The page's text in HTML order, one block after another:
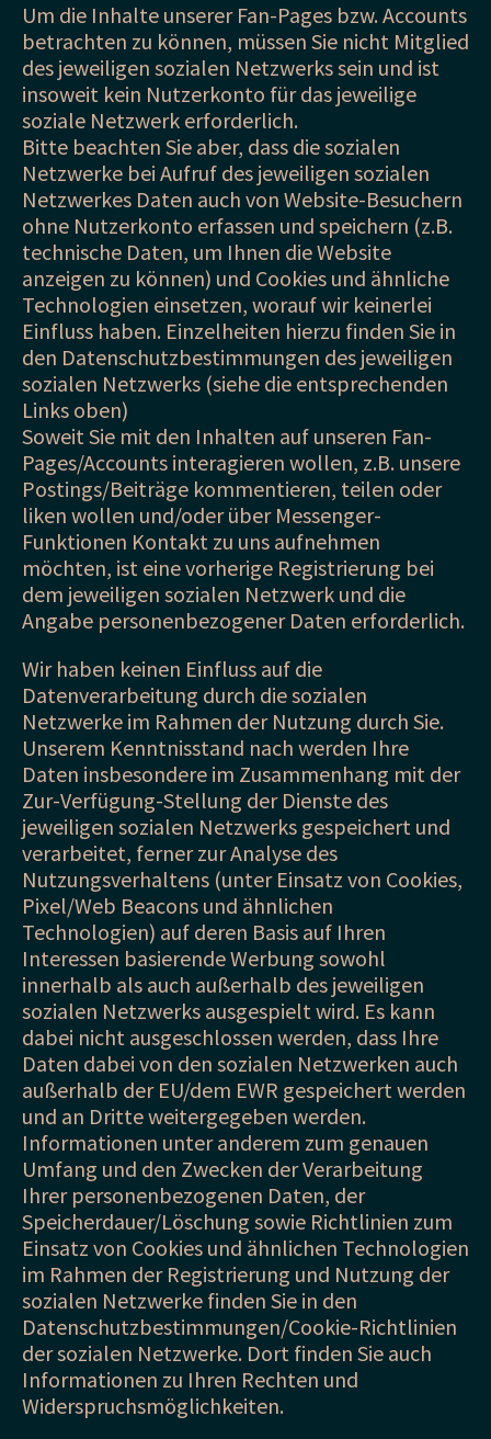
Um die Inhalte unserer Fan-Pages bzw. Accounts
betrachten zu können, müssen Sie nicht Mitglied
des jeweiligen sozialen Netzwerks sein und ist
insoweit kein Nutzerkonto für das jeweilige
soziale Netzwerk erforderlich.
Bitte beachten Sie aber, dass die sozialen
Netzwerke bei Aufruf des jeweiligen sozialen
Netzwerkes Daten auch von Website-Besuchern
ohne Nutzerkonto erfassen und speichern (z.B.
technische Daten, um Ihnen die Website
anzeigen zu können) und Cookies und ähnliche
Technologien einsetzen, worauf wir keinerlei
Einfluss haben. Einzelheiten hierzu finden Sie in
den Datenschutzbestimmungen des jeweiligen
sozialen Netzwerks (siehe die entsprechenden
Links oben)
Soweit Sie mit den Inhalten auf unseren Fan-
Pages/Accounts interagieren wollen, z.B. unsere
Postings/Beiträge kommentieren, teilen oder
liken wollen und/oder über Messenger-
Funktionen Kontakt zu uns aufnehmen
möchten, ist eine vorherige Registrierung bei
dem jeweiligen sozialen Netzwerk und die
Angabe personenbezogener Daten erforderlich.
Wir haben keinen Einfluss auf die
Datenverarbeitung durch die sozialen
Netzwerke im Rahmen der Nutzung durch Sie.
Unserem Kenntnisstand nach werden Ihre
Daten insbesondere im Zusammenhang mit der
Zur-Verfügung-Stellung der Dienste des
jeweiligen sozialen Netzwerks gespeichert und
verarbeitet, ferner zur Analyse des
Nutzungsverhaltens (unter Einsatz von Cookies,
Pixel/Web Beacons und ähnlichen
Technologien) auf deren Basis auf Ihren
Interessen basierende Werbung sowohl
innerhalb als auch außerhalb des jeweiligen
sozialen Netzwerks ausgespielt wird. Es kann
dabei nicht ausgeschlossen werden, dass Ihre
Daten dabei von den sozialen Netzwerken auch
außerhalb der EU/dem EWR gespeichert werden
und an Dritte weitergegeben werden.
Informationen unter anderem zum genauen
Umfang und den Zwecken der Verarbeitung
Ihrer personenbezogenen Daten, der
Speicherdauer/Löschung sowie Richtlinien zum
Einsatz von Cookies und ähnlichen Technologien
im Rahmen der Registrierung und Nutzung der
sozialen Netzwerke finden Sie in den
Datenschutzbestimmungen/Cookie-Richtlinien
der sozialen Netzwerke. Dort finden Sie auch
Informationen zu Ihren Rechten und
Widerspruchsmöglichkeiten.